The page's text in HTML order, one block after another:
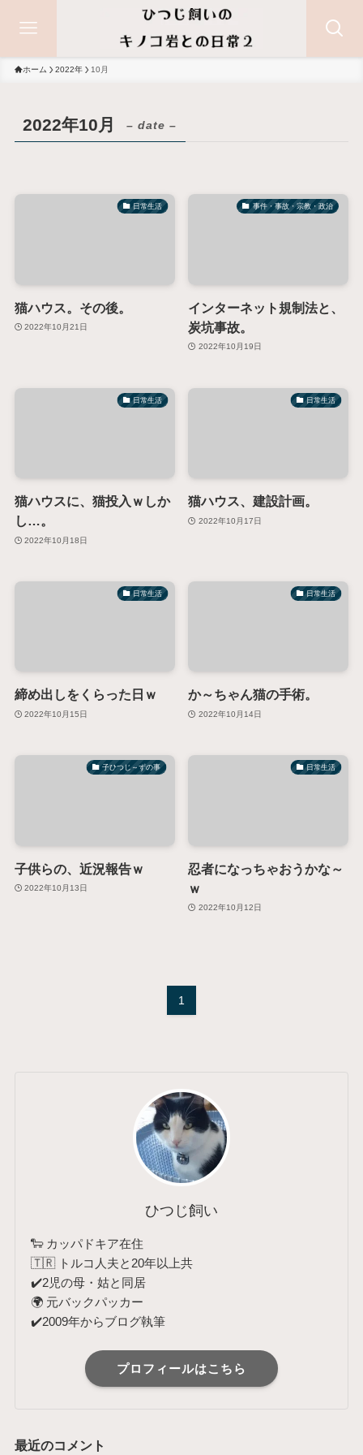
ホーム 2022年 10月
2022年10月 – date –
日常生活
猫ハウス。その後。
2022年10月21日
事件・事故・宗教・政治
インターネット規制法と、
炭坑事故。
2022年10月19日
日常生活
猫ハウスに、猫投入ｗしか
し…。
2022年10月18日
日常生活
猫ハウス、建設計画。
2022年10月17日
日常生活
締め出しをくらった日ｗ
2022年10月15日
日常生活
か～ちゃん猫の手術。
2022年10月14日
子ひつじ～ずの事
子供らの、近況報告ｗ
2022年10月13日
日常生活
忍者になっちゃおうかな～
ｗ
2022年10月12日
1
ひつじ飼い
🐑 カッパドキア在住
🇹🇷 トルコ人夫と20年以上共
✔️2児の母・姑と同居
🌍 元バックパッカー
✔️2009年からブログ執筆
プロフィールはこちら
最近のコメント